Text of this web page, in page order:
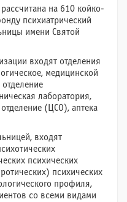
на 610 койко-
психиатрический
имени Святой
входят отделения
медицинской
лаборатория,
(ЦСО), аптека
входят
психических
психических
профиля,
со всеми видами